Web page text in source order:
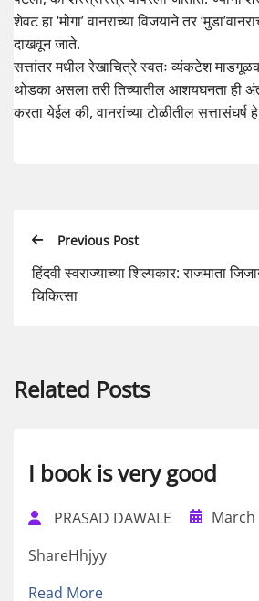
शेवट हा ‘मोगा’ वानराच्या विजयाने तर
दाखवून जाते.
सत्तांतर मधील रेखाचित्रे स्वतः व्यंकटेश
थोडका असला तरी तिच्यातील आशयघनता ही
करता येईल की, वानरांच्या टोळीतील
Previous Post
हिंदवी स्वराज्याच्या शिल्पकार: राजमाता
चिकित्सा
Related Posts
I book is very good
PRASAD DAWALE
March
ShareHhjyy
Read More